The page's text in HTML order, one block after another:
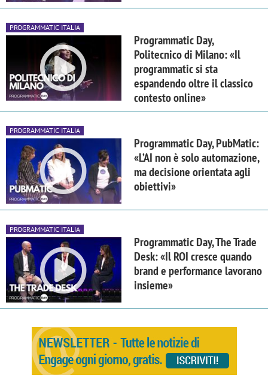
PROGRAMMATIC ITALIA
Programmatic Day,
Politecnico di Milano: «Il
programmatic si sta
espandendo oltre il classico
contesto online»
PROGRAMMATIC ITALIA
Programmatic Day, PubMatic:
«L’AI non è solo automazione,
ma decisione orientata agli
obiettivi»
PROGRAMMATIC ITALIA
Programmatic Day, The Trade
Desk: «Il ROI cresce quando
brand e performance lavorano
insieme»